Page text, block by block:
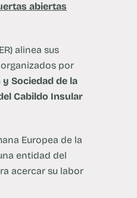
abiertas
alinea sus
por
Sociedad de la
Cabildo Insular
Europea de la
entidad del
acercar su labor